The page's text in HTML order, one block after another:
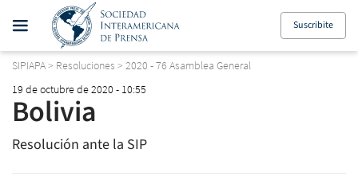
Suscribite
SIPIAPA> Resoluciones > 2020 - 76 Asamblea General
19 de octubre de 2020 - 10:55
Bolivia
Resolución ante la SIP